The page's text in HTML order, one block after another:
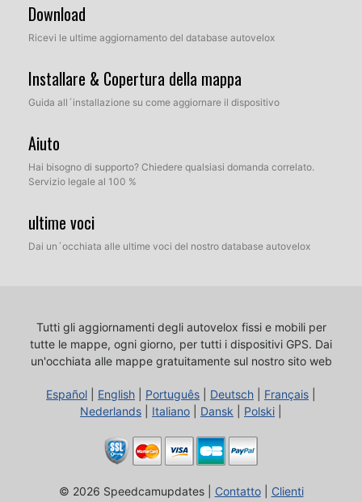
Download
Ricevi le ultime aggiornamento del database autovelox
Installare & Copertura della mappa
Guida all´installazione su come aggiornare il dispositivo
Aiuto
Hai bisogno di supporto? Chiedere qualsiasi domanda correlato.
Servizio legale al 100 %
ultime voci
Dai un´occhiata alle ultime voci del nostro database autovelox
Tutti gli aggiornamenti degli autovelox fissi e mobili per
tutte le mappe, ogni giorno, per tutti i dispositivi GPS. Dai
un'occhiata alle mappe gratuitamente sul nostro sito web
Español English Português Deutsch Français
Nederlands
Italiano Dansk Polski
© 2026 Speedcamupdates | Contatto| Clienti